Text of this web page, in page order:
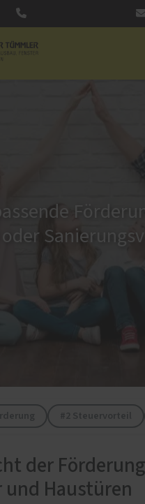
oder
der
und Haustüren